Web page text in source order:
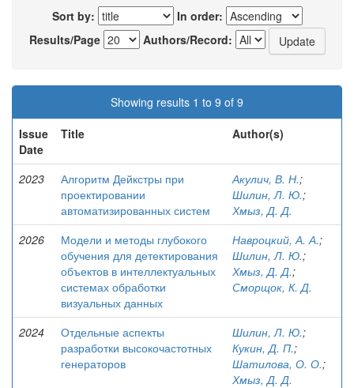
Sort by:
In order:
Results/Page
Authors/Record:
Showing results 1 to 9 of 9
Issue
Date
Title Author(s)
2023
Алгоритм Дейкстры при
проектировании
автоматизированных систем
Акулич, В. Н.;
Шилин, Л. Ю.;
Хмыз, Д. Д.
2026
Модели и методы глубокого
обучения для детектирования
объектов в интеллектуальных
системах обработки
визуальных данных
Навроцкий, А. А.;
Шилин, Л. Ю.;
Хмыз, Д. Д.;
Сморщок, К. Д.
2024
Отдельные аспекты
разработки высокочастотных
генераторов
Шилин, Л. Ю.;
Кукин, Д. П.;
Шатилова, О. О.;
Хмыз, Д. Д.